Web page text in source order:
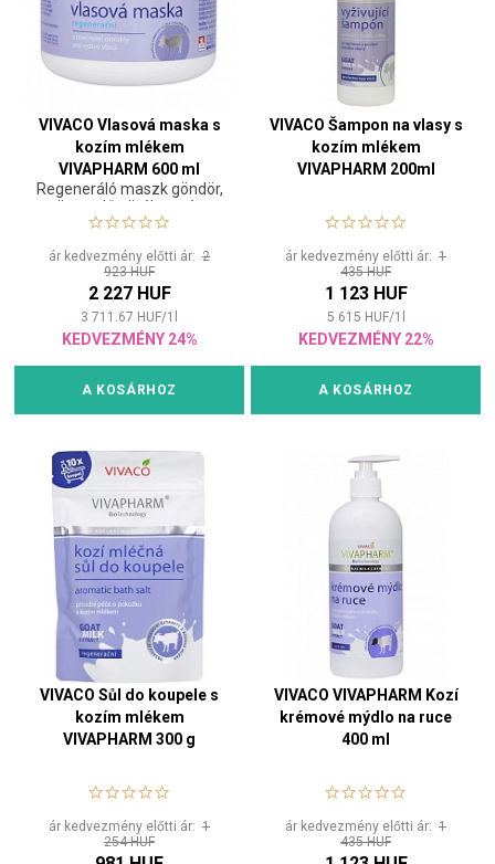
VIVACO Vlasová maska s
kozím mlékem
VIVAPHARM 600 ml
Regeneráló maszk göndör,
öregedő, törékeny és
rakoncátlan hajra
ár kedvezmény előtti ár: 2
923 HUF
2 227 HUF
3 711.67 HUF/1
KEDVEZMÉNY 24%
A KOSÁRHOZ
VIVACO Šampon na vlasy s
kozím mlékem
VIVAPHARM 200ml
ár kedvezmény előtti ár: 1
435 HUF
1 123 HUF
5 615 HUF/1
KEDVEZMÉNY 22%
A KOSÁRHOZ
VIVACO Sůl do koupele s
kozím mlékem
VIVAPHARM 300 g
ár kedvezmény előtti ár: 1
254 HUF
VIVACO VIVAPHARM Kozí
krémové mýdlo na ruce
400 ml
ár kedvezmény előtti ár: 1
435 HUF